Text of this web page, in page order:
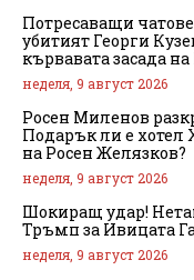
Потресаващи
убитият Георги
кървавата засада
неделя, 9 август 2026
Росен Миленов
Подарък ли е хотел
на Росен Желязков?
неделя, 9 август 2026
Шокиращ удар!
Тръмп за Ивицата
неделя, 9 август 2026